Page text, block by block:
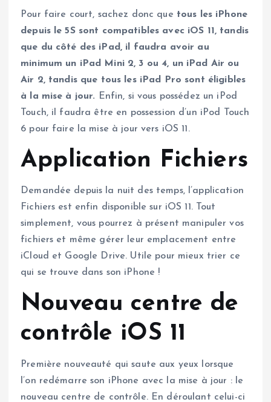
Pour faire court, sachez donc que tous les iPhone
depuis le 5S sont compatibles avec iOS 11, tandis
que du côté des iPad, il faudra avoir au
minimum un iPad Mini 2, 3 ou 4, un iPad Air ou
Air 2, tandis que tous les iPad Pro sont éligibles
à la mise à jour. Enfin, si vous possédez un iPod
Touch, il faudra être en possession d’un iPod Touch
6 pour faire la mise à jour vers iOS 11.
Application Fichiers
Demandée depuis la nuit des temps, l’application
Fichiers est enfin disponible sur iOS 11. Tout
simplement, vous pourrez à présent manipuler vos
fichiers et même gérer leur emplacement entre
iCloud et Google Drive. Utile pour mieux trier ce
qui se trouve dans son iPhone !
Nouveau centre de
contrôle iOS 11
Première nouveauté qui saute aux yeux lorsque
l’on redémarre son iPhone avec la mise à jour : le
nouveau centre de contrôle. En déroulant celui-ci